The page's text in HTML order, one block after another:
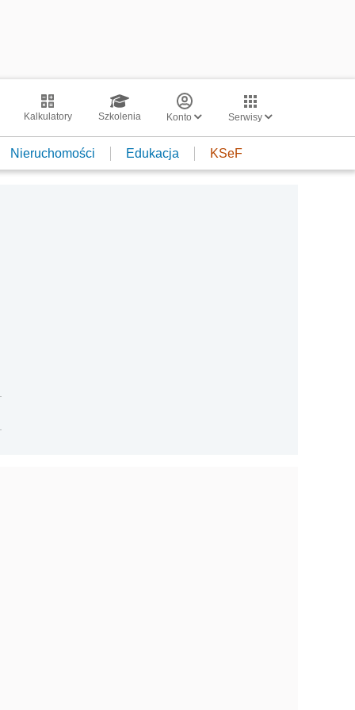
Kalkulatory Szkolenia Konto Serwisy
Nieruchomości Edukacja KSeF